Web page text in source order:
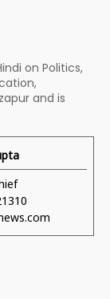
on Politics,
and is